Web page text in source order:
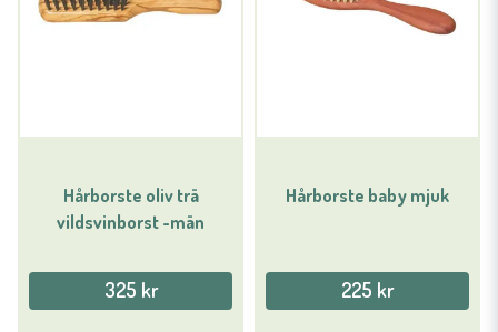
Hårborste oliv trä
vildsvinborst -män
325 kr
Hårborste baby mjuk
225 kr